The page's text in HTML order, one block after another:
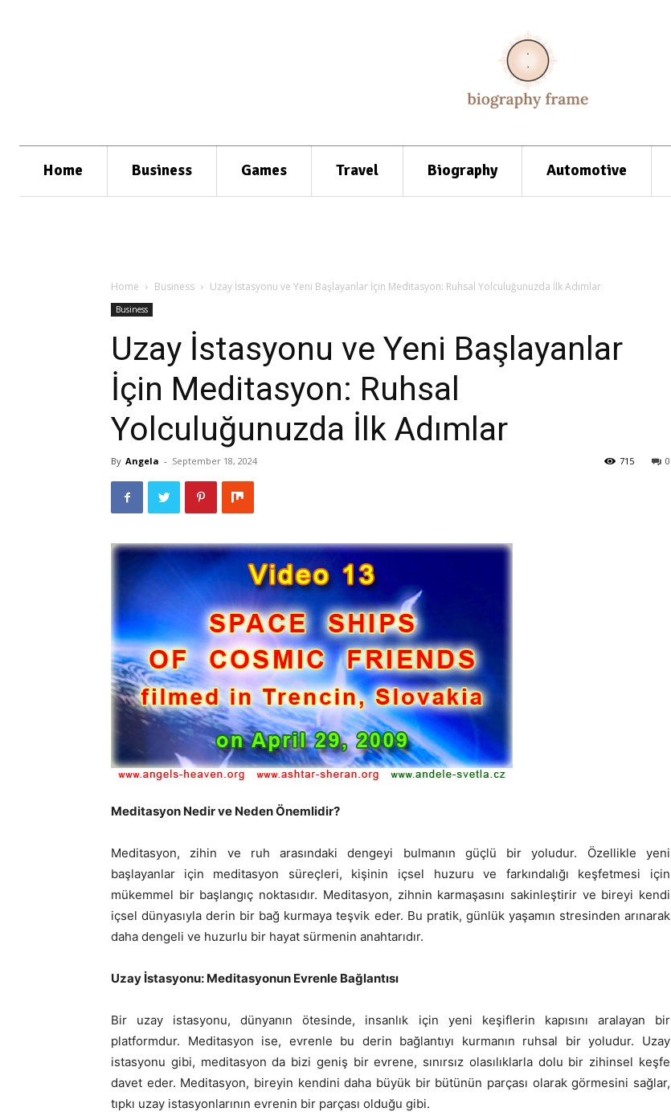
Home Business Games Travel Biography Automotive
Home Business Uzay İstasyonu ve Yeni Başlayanlar İçin Meditasyon: Ruhsal Yolculuğunuzda İlk Adımlar
Business
Uzay İstasyonu ve Yeni Başlayanlar
İçin Meditasyon: Ruhsal
Yolculuğunuzda İlk Adımlar
By Angela - September 18, 2024 0
715
Meditasyon Nedir ve Neden Önemlidir?
Meditasyon, zihin ve ruh arasındaki dengeyi bulmanın güçlü bir yoludur. Özellikle yeni
başlayanlar
için meditasyon süreçleri, kişinin içsel huzuru ve farkındalığı keşfetmesi için
mükemmel bir başlangıç noktasıdır. Meditasyon, zihnin karmaşasını sakinleştirir ve bireyi kendi
içsel dünyasıyla derin bir bağ kurmaya teşvik eder. Bu pratik, günlük yaşamın stresinden arınarak
daha dengeli ve huzurlu bir hayat sürmenin anahtarıdır.
Uzay İstasyonu: Meditasyonun Evrenle Bağlantısı
Bir uzay istasyonu, dünyanın ötesinde, insanlık için yeni keşiflerin kapısını aralayan bir
platformdur. Meditasyon ise, evrenle bu derin bağlantıyı kurmanın ruhsal bir yoludur. Uzay
istasyonu gibi, meditasyon da bizi geniş bir evrene, sınırsız olasılıklarla dolu bir zihinsel keşfe
davet eder. Meditasyon, bireyin kendini daha büyük bir bütünün parçası olarak görmesini sağlar,
tıpkı uzay istasyonlarının evrenin bir parçası olduğu gibi.